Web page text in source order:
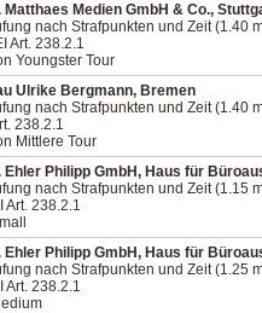
Matthaes Medien GmbH & Co.,
nach Strafpunkten und Zeit (1.40
Art. 238.2.1
Youngster Tour
Ulrike Bergmann, Bremen
nach Strafpunkten und Zeit (1.40
238.2.1
Mittlere Tour
Ehler Philipp GmbH, Haus für
nach Strafpunkten und Zeit (1.15
Art. 238.2.1
Ehler Philipp GmbH, Haus für
nach Strafpunkten und Zeit (1.25
Art. 238.2.1